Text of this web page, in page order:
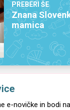
PREBERI ŠE
Znana
mamica
e-novičke in bodi